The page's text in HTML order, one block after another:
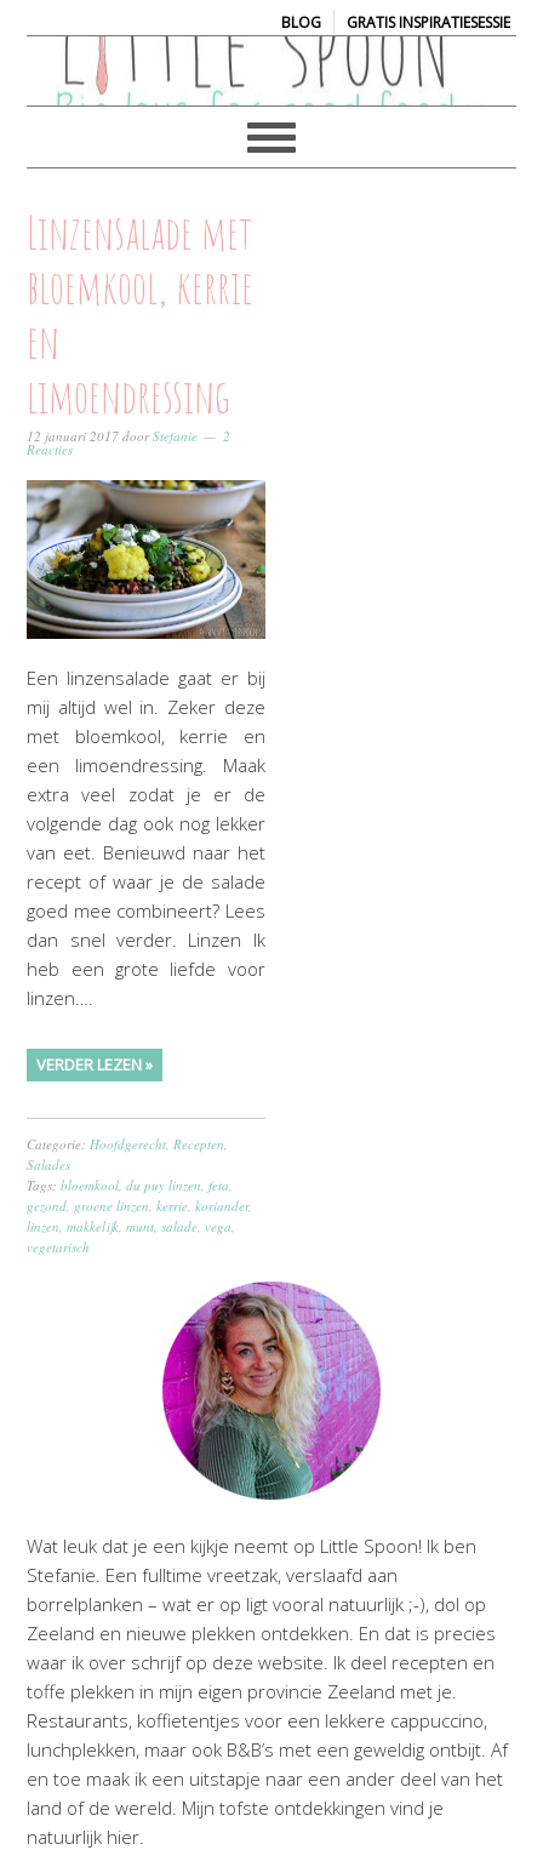
BLOG| GRATIS INSPIRATIESESSIE
Linzensalade met
bloemkool, kerrie
en
limoendressing
12 januari 2017 doorStefanie 2
Reacties
Een linzensalade gaat er bij
mij altijd wel in. Zeker deze
met bloemkool, kerrie en
een limoendressing. Maak
extra veel zodat je er de
volgende dag ook nog lekker
van eet. Benieuwd naar het
recept of waar je de salade
goed mee combineert? Lees
dan snel verder. Linzen Ik
heb een grote liefde voor
linzen….
VERDER LEZEN »
Categorie: Hoofdgerecht Recepten
Salades
Tags:bloemkool ,du puy linzen ,feta
gezond groene linzen ,kerrie ,koriander,
linzen ,makkelijk ,munt ,salade vega
vegetarisch
Wat leuk dat je een kijkje neemt op Little Spoon! Ik ben
Stefanie. Een fulltime vreetzak, verslaafd aan
borrelplanken – wat er op ligt vooral natuurlijk ;-), dol op
Zeeland en nieuwe plekken ontdekken. En dat is precies
waar ik over schrijf op deze website. Ik deel recepten en
toffe plekken in mijn eigen provincie Zeeland met je.
Restaurants, koffietentjes voor een lekkere cappuccino,
lunchplekken, maar ook B&B’s met een geweldig ontbijt. Af
en toe maak ik een uitstapje naar een ander deel van het
land of de wereld. Mijn tofste ontdekkingen vind je
natuurlijk hier.